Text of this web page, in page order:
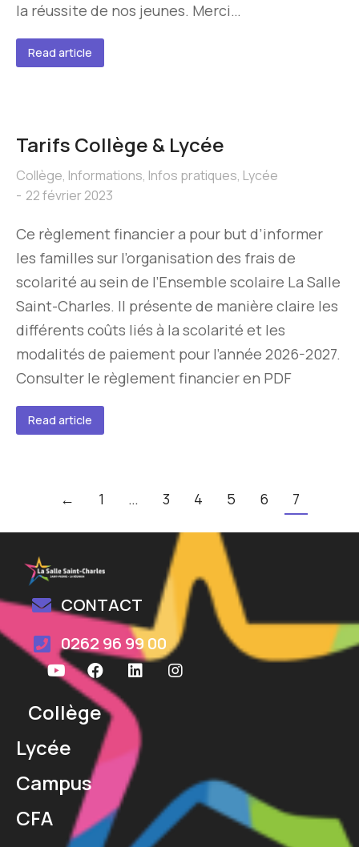
la réussite de nos jeunes. Merci…
Read article
Tarifs Collège & Lycée
Collège, Informations, Infos pratiques, Lycée
22 février 2023
Ce règlement financier a pour but d’informer
les familles sur l’organisation des frais de
scolarité au sein de l’Ensemble scolaire La Salle
Saint-Charles. Il présente de manière claire les
différents coûts liés à la scolarité et les
modalités de paiement pour l’année 2026-2027.
Consulter le règlement financier en PDF
Read article
← 1 … 3 4 5 6 7
CONTACT
0262 96 99 00
Collège
Lycée
Campus
CFA